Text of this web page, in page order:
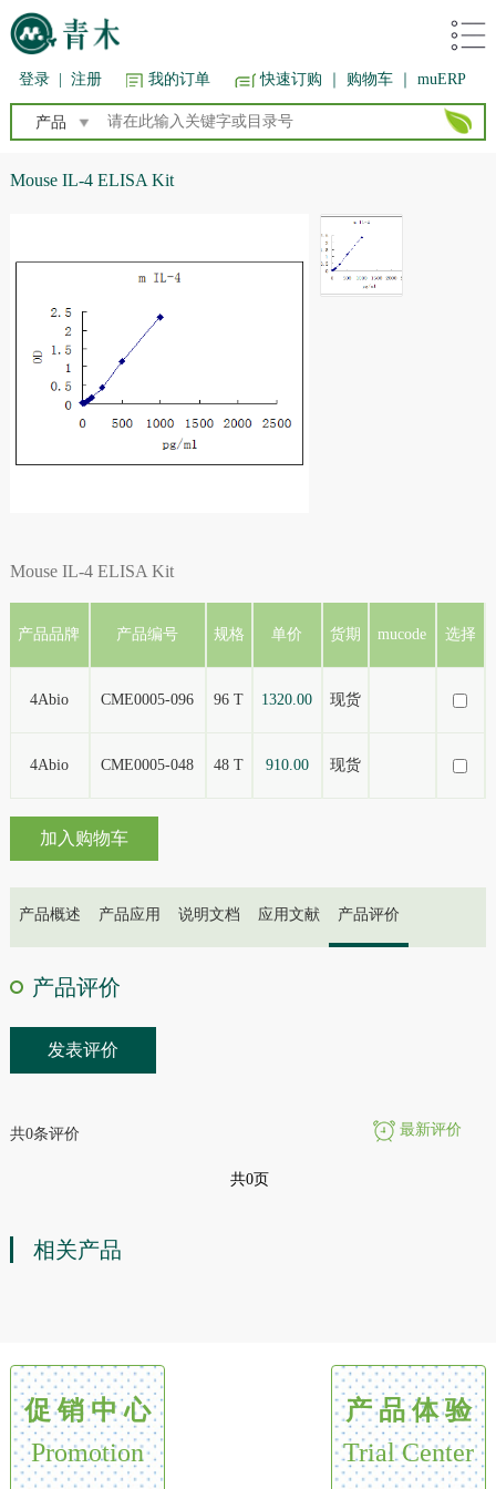
登录 注册 我的订单 快速订购 ｜ 购物车 ｜ muERP
产品
Mouse IL-4 ELISA Kit
Mouse IL-4 ELISA Kit
产品品牌 产品编号 规格 单价 货期 mucode 选择
4Abio CME0005-096 96 T 1320.00 现货
4Abio CME0005-048 48 T 910.00 现货
加入购物车
产品概述 产品应用 说明文档 应用文献 产品评价
产品评价
发表评价
共0条评价 最新评价
共0页
相关产品
促 销 中 心
Promotion
产 品 体 验
Trial Center